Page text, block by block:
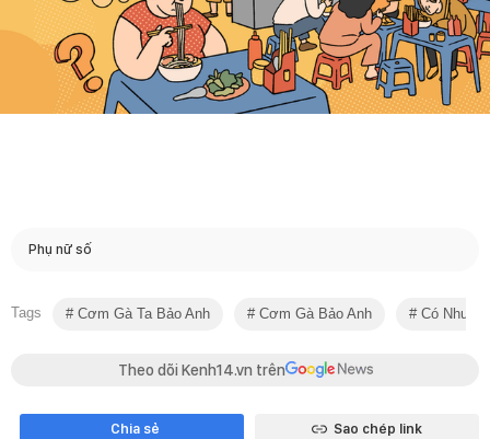
Phụ nữ số
Tags Cơm Gà Ta Bảo Anh Cơm Gà Bảo Anh Có Như
Theo dõi Kenh14.vn trên
Chia sẻ Sao chép link